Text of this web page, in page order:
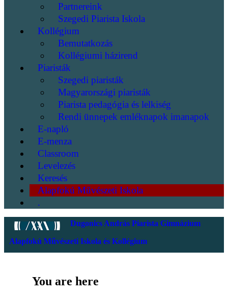
Partnereink
Szegedi Piarista Iskola
Kollégium
Bemutatkozás
Kollégiumi házirend
Piaristák
Szegedi piaristák
Magyarországi piaristák
Piarista pedagógia és lelkiség
Rendi ünnepek emléknapok imanapok
E-napló
E-menza
Classroom
Levelezés
Keresés
Alapfokú Művészeti Iskola
.
Dugonics András Piarista Gimnázium
Alapfokú Művészeti Iskola és Kollégium
You are here